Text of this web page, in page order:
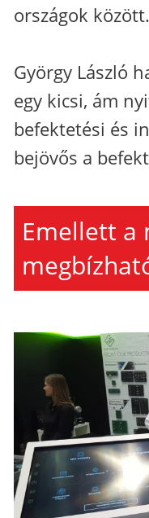
országok között.
György László
egy kicsi, ám
befektetési és
bejövős a
Emellett a